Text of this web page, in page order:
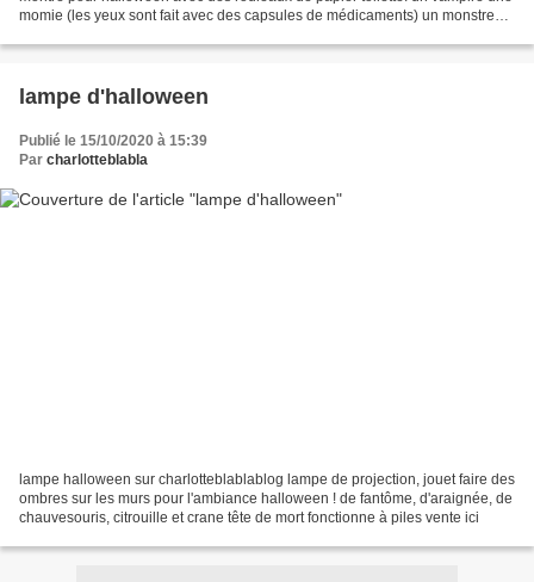
momie (les yeux sont fait avec des capsules de médicaments) un monstre
lampe d'halloween
Publié le 15/10/2020 à 15:39
Par charlotteblabla
lampe halloween sur charlotteblablablog lampe de projection, jouet faire des
ombres sur les murs pour l'ambiance halloween ! de fantôme, d'araignée, de
chauvesouris, citrouille et crane tête de mort fonctionne à piles vente ici